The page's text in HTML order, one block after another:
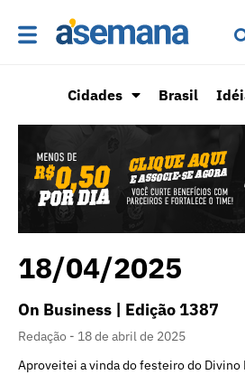
Cidades Brasil
18/04/2025
On Business | Edição 1387
Redação
18 de abril de 2025
Aproveitei a vinda do festeiro do Divino